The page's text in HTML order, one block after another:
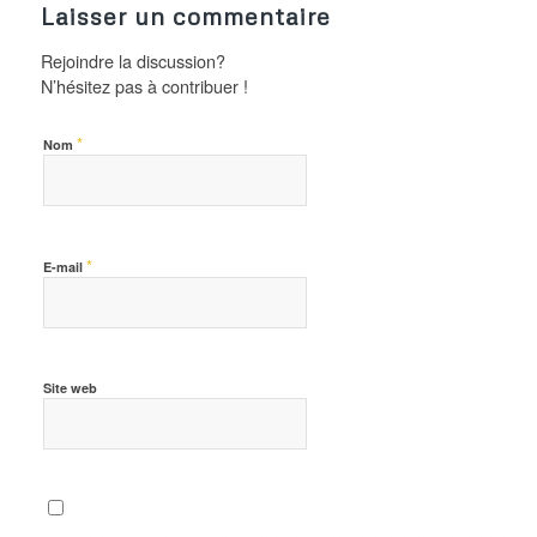
Laisser un commentaire
Rejoindre la discussion?
N’hésitez pas à contribuer !
Nom *
E-mail *
Site web